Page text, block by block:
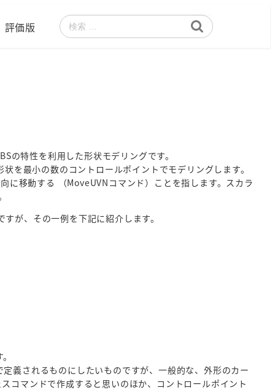
評価版
検
特性を利用した形状モデリングです。
を最小の数のコントロールポイントでモデリングします。
に移動する （MoveUVNコマンド）ことを指します。スカラ
すが、その一例を下記に紹介します。
義されるものにしたいものですが、一般的な、外形のカー
コマンドで作成すると思いのほか、コントロールポイント